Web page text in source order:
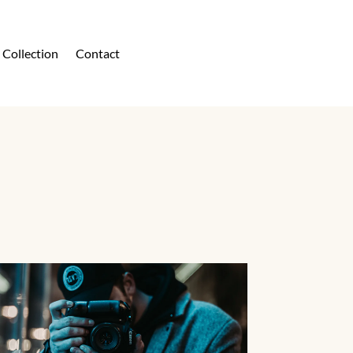
Collection Contact